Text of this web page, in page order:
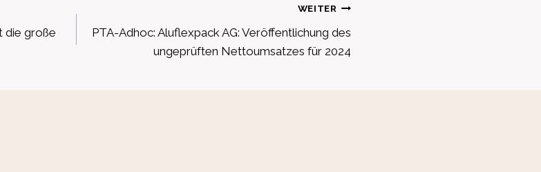
die große
WEITER
PTA-Adhoc: Aluflexpack AG: Veröffentlichung des
ungeprüften Nettoumsatzes für 2024